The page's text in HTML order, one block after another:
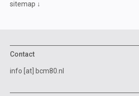
sitemap
Contact
info [at] bcm80.nl